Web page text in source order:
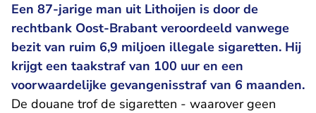
Een 87-jarige man uit Lithoijen is door de
rechtbank Oost-Brabant veroordeeld vanwege
bezit van ruim 6,9 miljoen illegale sigaretten. Hij
krijgt een taakstraf van 100 uur en een
voorwaardelijke gevangenisstraf van 6 maanden.
De douane trof de sigaretten - waarover geen